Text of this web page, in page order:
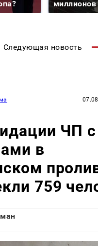
миллионов
Следующая новость
ЧП с
в
759